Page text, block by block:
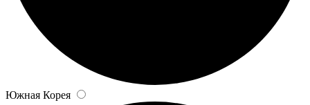
Южная Корея